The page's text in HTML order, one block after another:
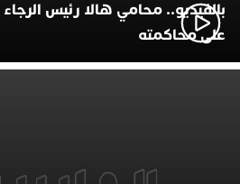
بالفيديو.. محامي هالا رئيس
على محاكمته